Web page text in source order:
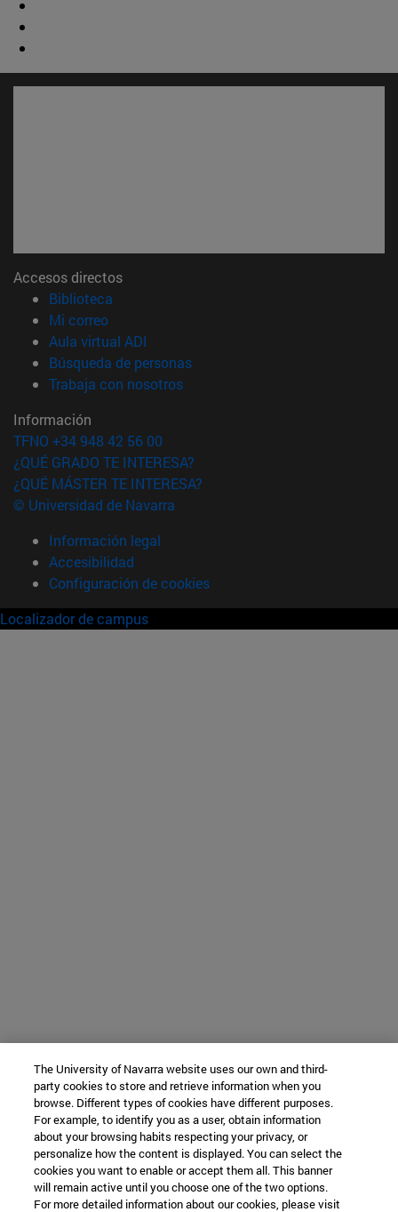
Accesos directos
Biblioteca
Mi correo(abre en nueva ventana)
Aula virtual ADI
Búsqueda de personas(abre en nueva ventana)
Trabaja con nosotros(abre en nueva ventana)
Información
TFNO +34 948 42 56 00
¿QUÉ GRADO TE INTERESA?
¿QUÉ MÁSTER TE INTERESA?
© Universidad de Navarra
Información legal
Accesibilidad
Configuración de cookies
Localizador de campus
The University of Navarra website uses our own and third-
party cookies to store and retrieve information when you
browse. Different types of cookies have different purposes.
For example, to identify you as a user, obtain information
about your browsing habits respecting your privacy, or
personalize how the content is displayed. You can select the
cookies you want to enable or accept them all. This banner
will remain active until you choose one of the two options.
For more detailed information about our cookies, please visit